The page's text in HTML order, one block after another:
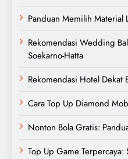
Panduan Memilih Material
Rekomendasi Wedding
Soekarno-Hatta
Rekomendasi Hotel Dekat
Cara Top Up Diamond
Nonton Bola Gratis:
Top Up Game